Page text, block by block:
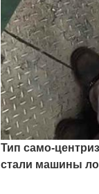
Тип само-
стали машины